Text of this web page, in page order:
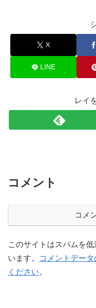
X
LINE
レイ
コメント
コメ
このサイトはスパムを
います。
コメントデー
ください。